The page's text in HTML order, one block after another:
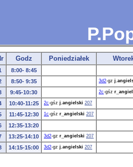
Godz Poniedziałek
8:00- 8:45
8:50- 9:35 3d2-gz
9:45-10:30 2c-gśz
10:40-11:25 2c-gśz j.angielski 207
11:45-12:30 1c-gśz r_angielski 207
12:35-13:20
13:25-14:10 3d2-gz r_angielski 207
14:15-15:00 3d2-gz j.angielski 207